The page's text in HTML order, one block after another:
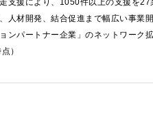
人材開発、結合促進まで幅広い事業
ンパートナー企業」のネットワーク
）